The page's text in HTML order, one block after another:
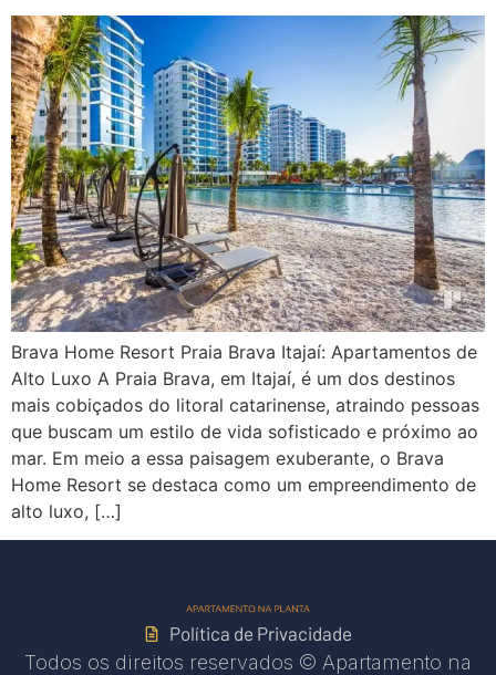
Brava Home Resort Praia Brava Itajaí: Apartamentos de
Alto Luxo A Praia Brava, em Itajaí, é um dos destinos
mais cobiçados do litoral catarinense, atraindo pessoas
que buscam um estilo de vida sofisticado e próximo ao
mar. Em meio a essa paisagem exuberante, o Brava
Home Resort se destaca como um empreendimento de
alto luxo, […]
Política de Privacidade
Todos os direitos reservados © Apartamento na